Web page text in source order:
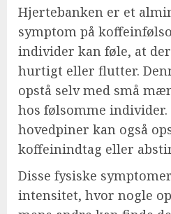
Hjertebanken er et
symptom på
individer kan føle, at
hurtigt eller flutter.
opstå selv med små
hos følsomme individer.
hovedpiner kan også
koffeinindtag eller
Disse fysiske
intensitet, hvor nogle